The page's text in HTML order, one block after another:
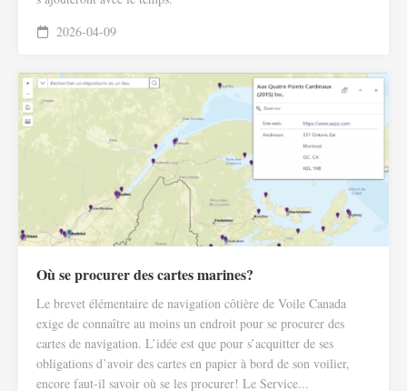
2026-04-09
Où se procurer des cartes marines?
Le brevet élémentaire de navigation côtière de Voile Canada
exige de connaître au moins un endroit pour se procurer des
cartes de navigation. L’idée est que pour s’acquitter de ses
obligations d’avoir des cartes en papier à bord de son voilier,
encore faut-il savoir où se les procurer! Le Service...